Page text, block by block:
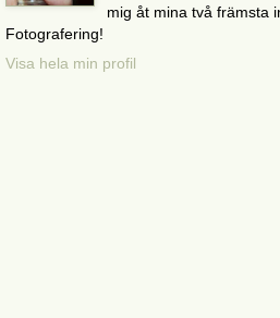
mig åt mina två främsta
Fotografering!
Visa hela min profil